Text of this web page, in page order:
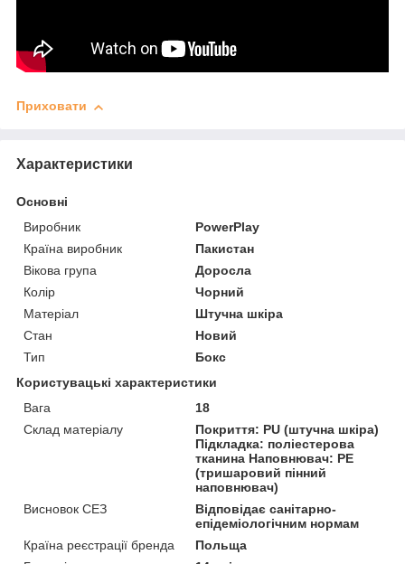
Приховати
Характеристики
Основні
Виробник
PowerPlay
Країна виробник
Пакистан
Вікова група
Доросла
Колір
Чорний
Матеріал
Штучна шкіра
Стан
Новий
Тип
Бокс
Користувацькі характеристики
Вага
18
Склад матеріалу
Покриття: PU (штучна шкіра)
Підкладка: поліестерова
тканина Наповнювач: PE
(тришаровий пінний
наповнювач)
Висновок СЕЗ
Відповідає санітарно-
епідеміологічним нормам
Країна реєстрації бренда
Польща